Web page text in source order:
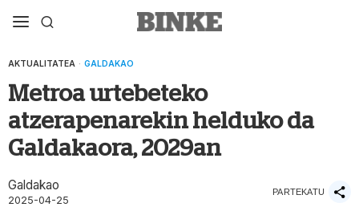
AKTUALITATEA · GALDAKAO
Metroa urtebeteko
atzerapenarekin helduko da
Galdakaora, 2029an
Galdakao
2025-04-25
PARTEKATU